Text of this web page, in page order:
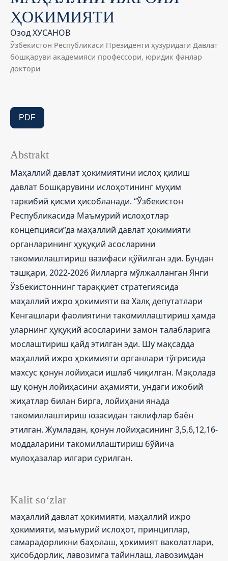
ҲОКИМИЯТИ
Озод ХУСАНОВ
Ўзбекистон Республикаси Президенти ҳузуридаги Давлат
бошқаруви академияси профессори, юридик фанлар
доктори
PDF
Kalit so‘zlar
маҳаллий давлат ҳокимияти, маҳаллий ижро
ҳокимияти, маъмурий ислоҳот, принциплар,
самарадорликни баҳолаш, ҳокимият ваколатлари,
ҳисобдорлик, лавозимга тайинлаш, лавозимдан
Abstrakt
Маҳаллий давлат ҳокимиятини ислоҳ қилиш
давлат бошқарувини ислоҳотининг муҳим
таркибий қисми ҳисобланади. “Ўзбекистон
Республикасида Маъмурий ислоҳотлар
концепцияси”да маҳаллий давлат ҳокимияти
органларининг ҳуқуқий асосларини
такомиллаштириш вазифаси қўйилган эди. Бундан
ташқари, 2022-2026 йилларга мўлжалланган Янги
Ўзбекистоннинг тараққиёт стратегиясида
маҳаллий ижро ҳокимияти ва Халқ депутатлари
Кенгашлари фаолиятини такомиллаштириш ҳамда
уларнинг ҳуқуқий асосларини замон талабларига
мослаштириш қайд этилган эди. Шу мақсадда
маҳаллий ижро ҳокимияти органлари тўғрисида
махсус қонун лойиҳаси ишлаб чиқилган. Мақолада
шу қонун лойиҳасини аҳамияти, ундаги ижобий
жиҳатлар билан бирга, лойиҳани янада
такомиллаштириш юзасидан таклифлар баён
этилган. Жумладан, қонун лойиҳасининг 3,5,6,12,16-
моддаларини такомиллаштириш бўйича
мулоҳазалар илгари сурилган.